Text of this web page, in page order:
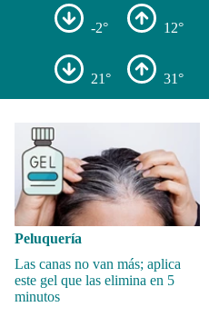
-2° 12°
21° 31°
Peluquería
Las canas no van más; aplica
este gel que las elimina en 5
minutos